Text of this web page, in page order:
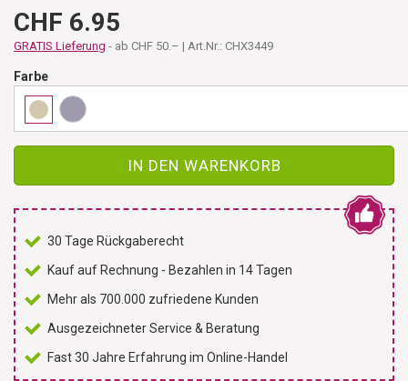
CHF 6.95
GRATIS Lieferung - ab CHF 50.– | Art.Nr.: CHX3449
Farbe
IN DEN WARENKORB
30 Tage Rückgaberecht
Kauf auf Rechnung - Bezahlen in 14 Tagen
Mehr als 700.000 zufriedene Kunden
Ausgezeichneter Service & Beratung
Fast 30 Jahre Erfahrung im Online-Handel